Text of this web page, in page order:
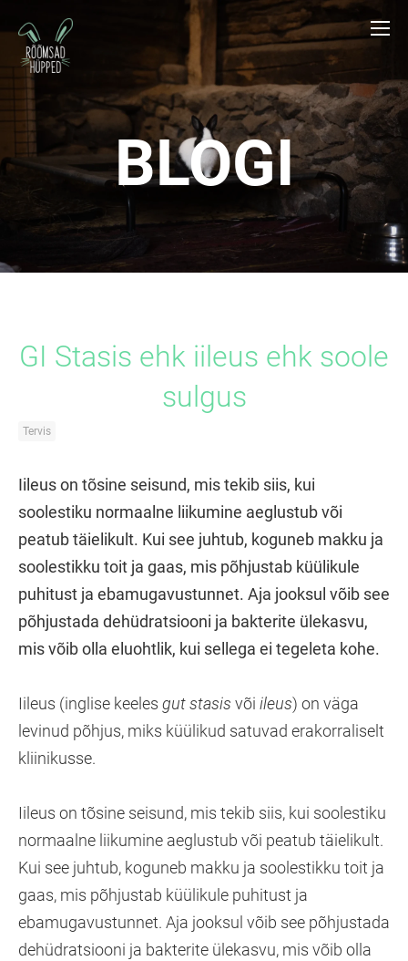
BLOGI
GI Stasis ehk iileus ehk soole
sulgus
Tervis
Iileus on tõsine seisund, mis tekib siis, kui
soolestiku normaalne liikumine aeglustub või
peatub täielikult. Kui see juhtub, koguneb makku ja
soolestikku toit ja gaas, mis põhjustab küülikule
puhitust ja ebamugavustunnet. Aja jooksul võib see
põhjustada dehüdratsiooni ja bakterite ülekasvu,
mis võib olla eluohtlik, kui sellega ei tegeleta kohe.
Iileus (inglise keeles gut stasis või ileus) on väga
levinud põhjus, miks küülikud satuvad erakorraliselt
kliinikusse.
Iileus on tõsine seisund, mis tekib siis, kui soolestiku
normaalne liikumine aeglustub või peatub täielikult.
Kui see juhtub, koguneb makku ja soolestikku toit ja
gaas, mis põhjustab küülikule puhitust ja
ebamugavustunnet. Aja jooksul võib see põhjustada
dehüdratsiooni ja bakterite ülekasvu, mis võib olla